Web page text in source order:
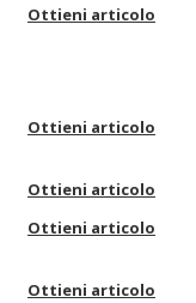
Ottieni articolo
Ottieni articolo
Ottieni articolo
Ottieni articolo
Ottieni articolo